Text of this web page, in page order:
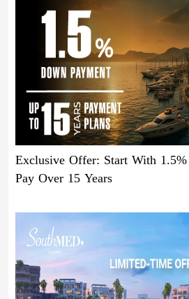
Exclusive Offer: Start With
Pay Over 15 Years